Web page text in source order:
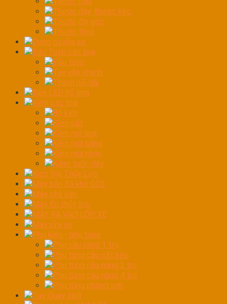
Thước dây, thước kéo
Thước đo góc
Thước thuỷ
Dụng cụ rửa xe
Đầu Tuýp các loại
Đầu tuýp
Tay vặn nhanh
Thanh nối dài
Đèn LED tổ ong
Kềm các loại
Bộ kìm
Kềm cắt
Kềm mỏ quạ
Kềm mũi bằng
Kềm mũi nhọn
Kiềm tuốc dây
Kích Đội Thủy Lực
Máy bắn đá khô CO2
Máy chà sàn
Máy Ép thủy lực
MÁY RA VÀO LỐP XE
Máy rửa xe
Phụ kiện - phụ tùng
Phụ cầu nâng 1 trụ
Phụ tùng cầu cắt kéo
Phụ tùng cầu nâng 2 trụ
Phụ tùng cầu nâng 4 trụ
Phụ tùng phòng sơn
Tay Quay 360